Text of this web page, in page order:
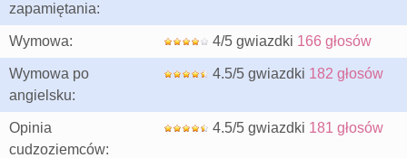
zapamiętania:
Wymowa: 4/5 gwiazdki 166 głosów
Wymowa po
angielsku:
4.5/5 gwiazdki 182 głosów
Opinia
cudzoziemców:
4.5/5 gwiazdki 181 głosów